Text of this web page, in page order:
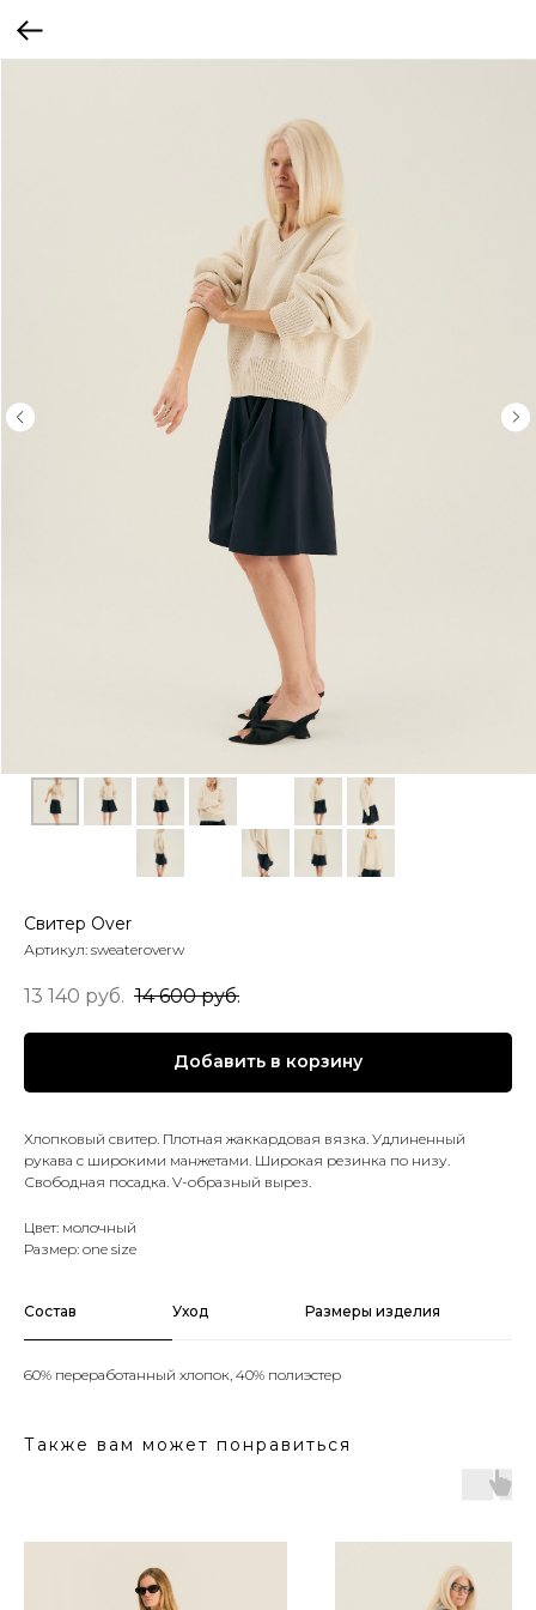
Свитер Over
Артикул: sweateroverw
13 140 руб. 14 600 руб.
Добавить в корзину
Хлопковый свитер. Плотная жаккардовая вязка. Удлиненный
рукава с широкими манжетами. Широкая резинка по низу.
Свободная посадка. V-образный вырез.
Цвет: молочный
Размер: one size
Состав Уход Размеры изделия
60% переработанный хлопок, 40% полиэстер
Также вам может понравиться